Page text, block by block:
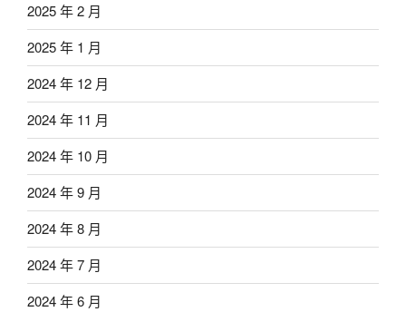
2025 年 2 月
2025 年 1 月
2024 年 12 月
2024 年 11 月
2024 年 10 月
2024 年 9 月
2024 年 8 月
2024 年 7 月
2024 年 6 月